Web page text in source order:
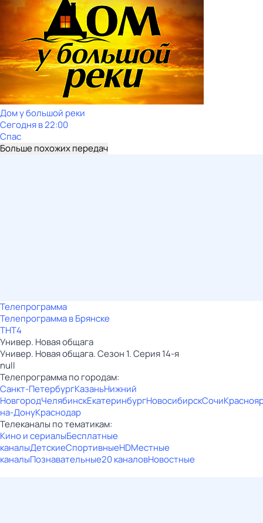
Дом у большой реки
Сегодня в 22:00
Спас
Больше похожих передач
Телепрограмма
Телепрограмма в Брянске
ТНТ4
Универ. Новая общага
Универ. Новая общага. Сезон 1. Серия 14-я
null
Телепрограмма по городам:
Санкт-ПетербургКазаньНижний
НовгородЧелябинскЕкатеринбургНовосибирскСочи
на-ДонуКраснодар
Телеканалы по тематикам:
Кино и сериалыБесплатные
каналыДетскиеСпортивныеHDМестные
каналыПознавательные20 каналовНовостные